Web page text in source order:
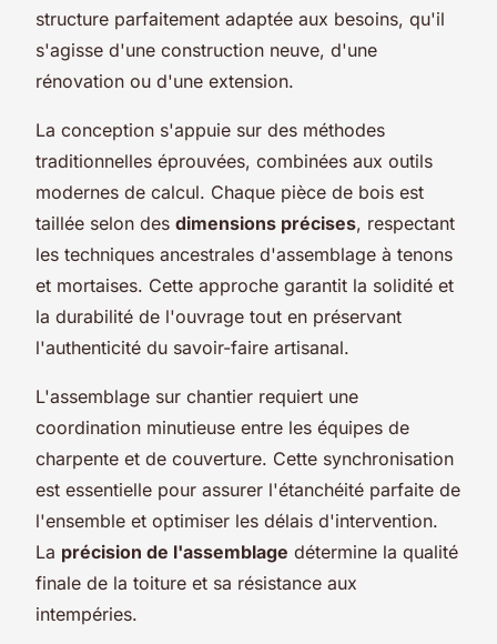
structure parfaitement adaptée aux besoins, qu'il
s'agisse d'une construction neuve, d'une
rénovation ou d'une extension.
La conception s'appuie sur des méthodes
traditionnelles éprouvées, combinées aux outils
modernes de calcul. Chaque pièce de bois est
taillée selon des dimensions précises, respectant
les techniques ancestrales d'assemblage à tenons
et mortaises. Cette approche garantit la solidité et
la durabilité de l'ouvrage tout en préservant
l'authenticité du savoir-faire artisanal.
L'assemblage sur chantier requiert une
coordination minutieuse entre les équipes de
charpente et de couverture. Cette synchronisation
est essentielle pour assurer l'étanchéité parfaite de
l'ensemble et optimiser les délais d'intervention.
La précision de l'assemblage détermine la qualité
finale de la toiture et sa résistance aux
intempéries.